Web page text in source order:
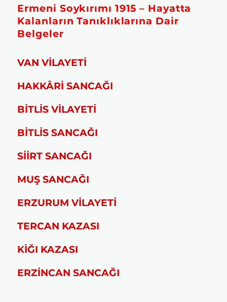
Ermeni Soykırımı 1915 – Hayatta
Kalanların Tanıklıklarına Dair
Belgeler
VAN VİLAYETİ
HAKKÂRİ SANCAĞI
BİTLİS VİLAYETİ
BİTLİS SANCAĞI
SİİRT SANCAĞI
MUŞ SANCAĞI
ERZURUM VİLAYETİ
TERCAN KAZASI
KİĞI KAZASI
ERZİNCAN SANCAĞI